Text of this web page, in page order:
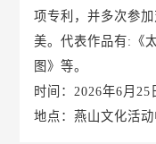
项专利，并多次参
美。代表作品有:《
图》等。
时间：2026年6月25
地点：燕山文化活